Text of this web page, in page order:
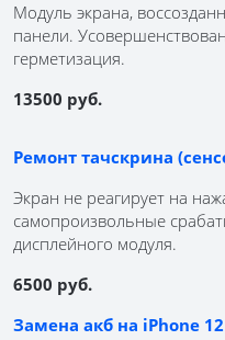
Модуль экрана,
панели.
герметизация.
13500 руб.
Ремонт тачскрина
Экран не реагирует на
самопроизвольные
дисплейного модуля.
6500 руб.
Замена акб на iPhone 12